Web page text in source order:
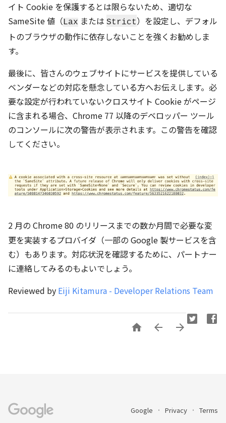
イト Cookie を保護するとは限らないため、適切な
SameSite 値（Lax または Strict）を設定し、デフォル
トのブラウザの動作に依存しないことを強くお勧めしま
す。
最後に、皆さんのウェブサイトにサービスを提供している
ベンダーなどの対応を懸念している方へお伝えします。必
要な設定が行われていないクロスサイト Cookie がページ
に含まれる場合、Chrome 77 以降のデベロッパー ツール
のコンソールに次の警告が表示されます。この警告を確認
してください。
2 月の Chrome 80 のリリースまでの数か月間で必要な変
更を実装するプロバイダ（一部の Google 製サービスを含
む）もあります。対応状況を確認するために、パートナー
に連絡してみるのもよいでしょう。
Reviewed by Eiji Kitamura - Developer Relations Team
  
Google Privacy Terms